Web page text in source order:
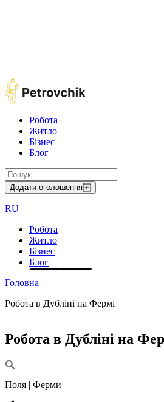
Робота
Житло
Бізнес
Блог
Додати оголошення
RU
Робота
Житло
Бізнес
Блог
Головна
Робота в Дубліні на Фермі
Робота в Дубліні на
Поля | Ферми